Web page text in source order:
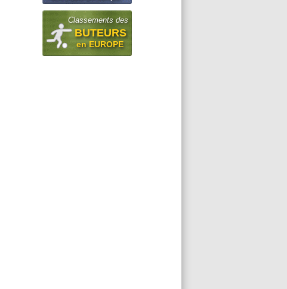
Classements des
BUTEURS
en EUROPE